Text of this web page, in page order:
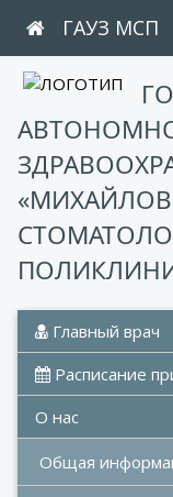
ГАУЗ МСП
Главный врач
Расписание
О нас
Общая